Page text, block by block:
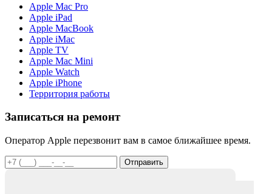
Apple Mac Pro
Apple iPad
Apple MacBook
Apple iMac
Apple TV
Apple Mac Mini
Apple Watch
Apple iPhone
Территория работы
Записаться на ремонт
Оператор Apple перезвонит вам в самое ближайшее время.
Отправить